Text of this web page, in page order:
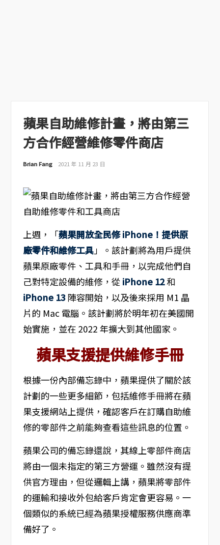
蘋果自助維修計畫，將由第三
方合作經營維修零件商店
Brian Fang 2021 年 11 月 23 日
上週，「蘋果開放全民修 iPhone！提供原
廠零件和維修工具」。該計劃將為用戶提供
蘋果原廠零件、工具和手冊，以完成他們自
己對特定設備的維修，從 iPhone 12和
iPhone 13陣容開始，以及後來採用 M1 晶
片的 Mac 電腦。該計劃將於明年初在美國開
始實施，並在 2022 年擴大到其他國家。
蘋果支援提供維修手冊
根據一份內部備忘錄中，蘋果提供了關於該
計劃的一些更多細節，包括維修手冊將在蘋
果支援網站上提供，確認客戶在訂購自助維
修的零部件之前能夠查看這些訊息的位置。
蘋果公司的備忘錄還說，其線上零部件商店
將由一個未指定的第三方營運。雖然沒有提
供官方理由，但從邏輯上講，蘋果將零部件
的運輸和接收外包給客戶肯定會更容易。一
個類似的系統已經為蘋果授權服務供應商準
備好了。